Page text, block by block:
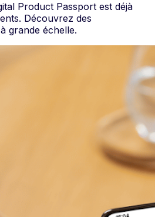
Product Passport est déjà
Découvrez des
grande échelle.